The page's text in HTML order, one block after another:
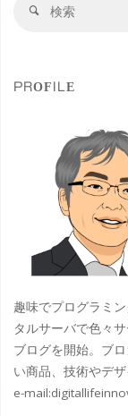
れ
た
イ
ン
ル
Core
Ultra
検
PROFILE
趣味でプログラミ
タルサーバで色々
ブログを開始。ブ
い商品、技術やデ
e-mail: